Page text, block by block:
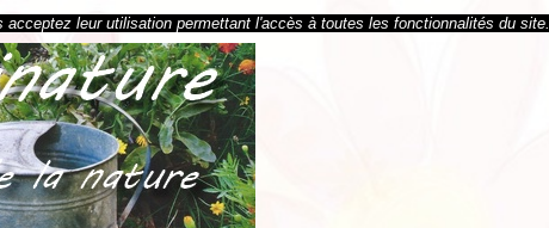
leur utilisation permettant l'accès à toutes les fonctionnalités du site.